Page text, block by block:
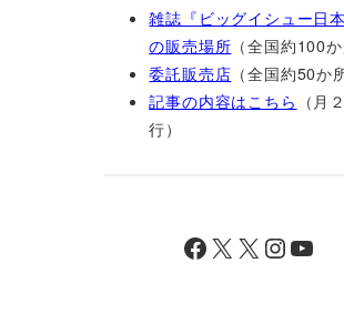
雑誌『ビッグイシュー日本
の販売場所 （全国約100か
委託販売店 （全国約50か
記事の内容はこちら （月
行）
Facebook X X InstagramYouTube